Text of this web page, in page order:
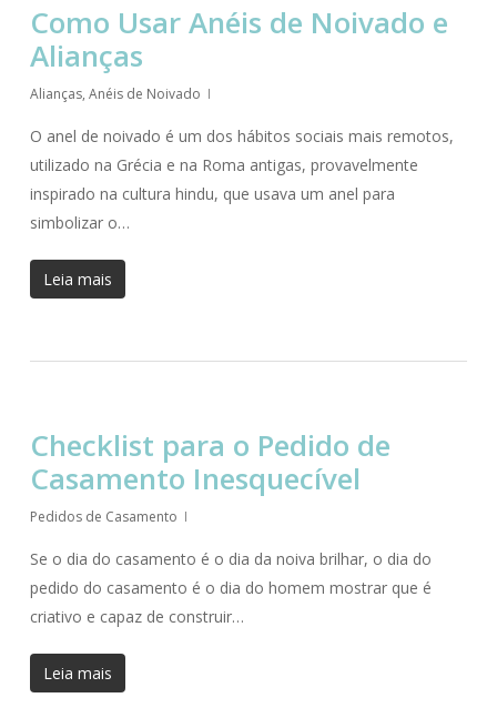
Como Usar Anéis de Noivado e
Alianças
Alianças, Anéis de Noivado
O anel de noivado é um dos hábitos sociais mais remotos,
utilizado na Grécia e na Roma antigas, provavelmente
inspirado na cultura hindu, que usava um anel para
simbolizar o…
Leia mais
Checklist para o Pedido de
Casamento Inesquecível
Pedidos de Casamento
Se o dia do casamento é o dia da noiva brilhar, o dia do
pedido do casamento é o dia do homem mostrar que é
criativo e capaz de construir…
Leia mais